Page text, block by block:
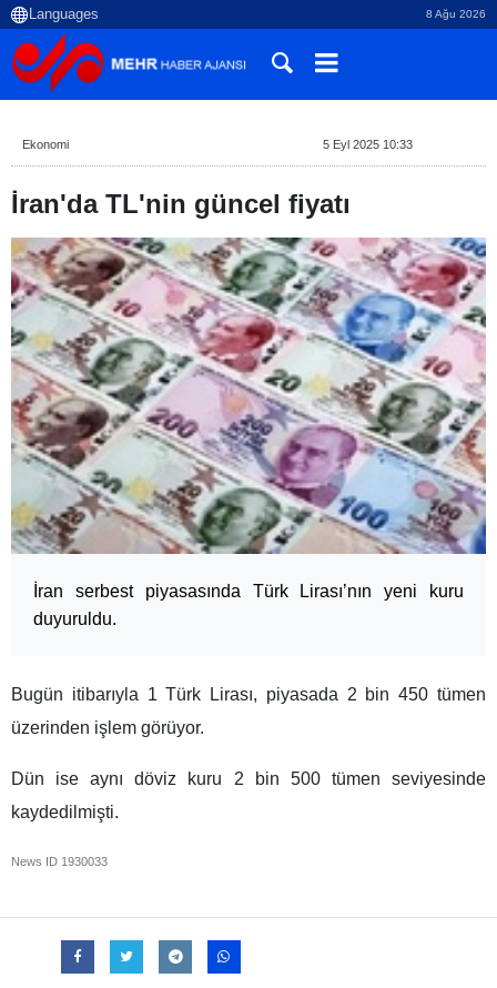
8 Ağu 2026
Ekonomi 5 Eyl 2025 10:33
İran'da TL'nin güncel fiyatı
İran serbest piyasasında Türk Lirası’nın yeni kuru
duyuruldu.
Bugün itibarıyla 1 Türk Lirası, piyasada 2 bin 450 tümen
üzerinden işlem görüyor.
Dün ise aynı döviz kuru 2 bin 500 tümen seviyesinde
kaydedilmişti.
News ID 1930033